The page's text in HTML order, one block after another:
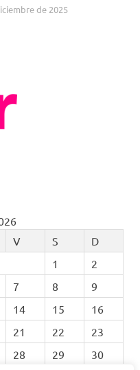
de 2025
V S
D
1
2
7 8
9
14 15
16
21 22
23
28 29 30